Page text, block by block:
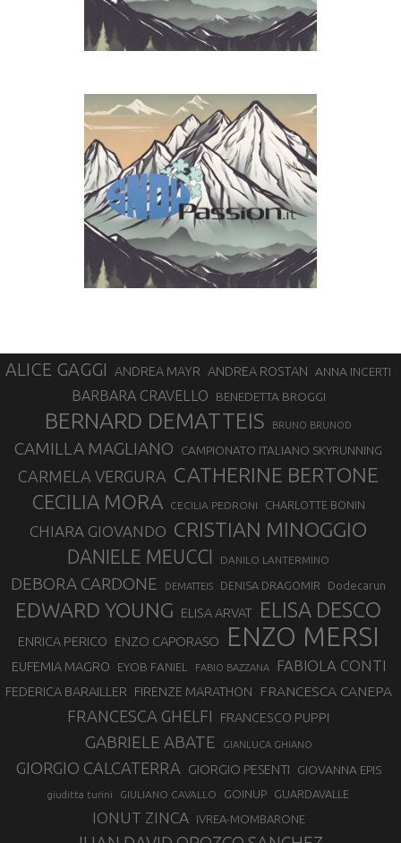
ALICE GAGGI ANDREA MAYR ANDREA ROSTAN ANNA INCERTI
BARBARA CRAVELLO BENEDETTA BROGGI
BERNARD DEMATTEIS BRUNO BRUNOD
CAMILLA MAGLIANO CAMPIONATO ITALIANO SKYRUNNING
CARMELA VERGURA CATHERINE BERTONE
CECILIA MORA CECILIA PEDRONI CHARLOTTE BONIN
CHIARA GIOVANDO CRISTIAN MINOGGIO
DANIELE MEUCCI DANILO LANTERMINO
DEBORA CARDONE DEMATTEIS DENISA DRAGOMIR Dodecarun
EDWARD YOUNG ELISA ARVAT ELISA DESCO
ENRICA PERICO ENZO CAPORASO ENZO MERSI
EUFEMIA MAGRO EYOB FANIEL FABIO BAZZANA FABIOLA CONTI
FEDERICA BARAILLER FIRENZE MARATHON FRANCESCA CANEPA
FRANCESCA GHELFI FRANCESCO PUPPI
GABRIELE ABATE GIANLUCA GHIANO
GIORGIO CALCATERRA GIORGIO PESENTI GIOVANNA EPIS
giuditta turini GIULIANO CAVALLO GOINUP GUARDAVALLE
IONUT ZINCA IVREA-MOMBARONE